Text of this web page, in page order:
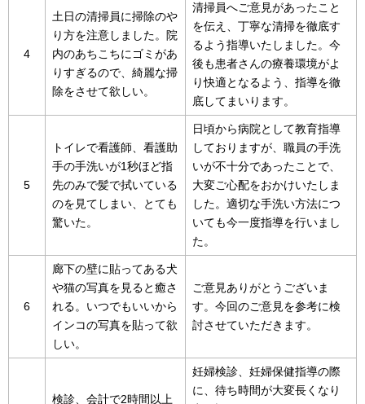
4
土日の清掃員に掃除のや
り方を注意しました。院
内のあちこちにゴミがあ
りすぎるので、綺麗な掃
除をさせて欲しい。
清掃員へご意見があったこと
を伝え、丁寧な清掃を徹底す
るよう指導いたしました。今
後も患者さんの療養環境がよ
り快適となるよう、指導を徹
底してまいります。
5
トイレで看護師、看護助
手の手洗いが1秒ほど指
先のみで髪で拭いている
のを見てしまい、とても
驚いた。
日頃から病院として教育指導
しておりますが、職員の手洗
いが不十分であったことで、
大変ご心配をおかけいたしま
した。適切な手洗い方法につ
いても今一度指導を行いまし
た。
6
廊下の壁に貼ってある犬
や猫の写真を見ると癒さ
れる。いつでもいいから
インコの写真を貼って欲
しい。
ご意見ありがとうございま
す。今回のご意見を参考に検
討させていただきます。
検診、会計で2時間以上
妊婦検診、妊婦保健指導の際
に、待ち時間が大変長くなり